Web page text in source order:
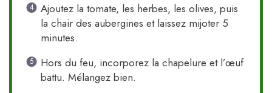
Ajoutez la tomate, les herbes, les olives, puis
la chair des aubergines et laissez mijoter 5
minutes.
Hors du feu, incorporez la chapelure et l’œuf
battu. Mélangez bien.